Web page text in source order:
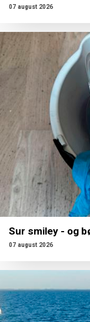
07 august 2026
Sur smiley - og
07 august 2026